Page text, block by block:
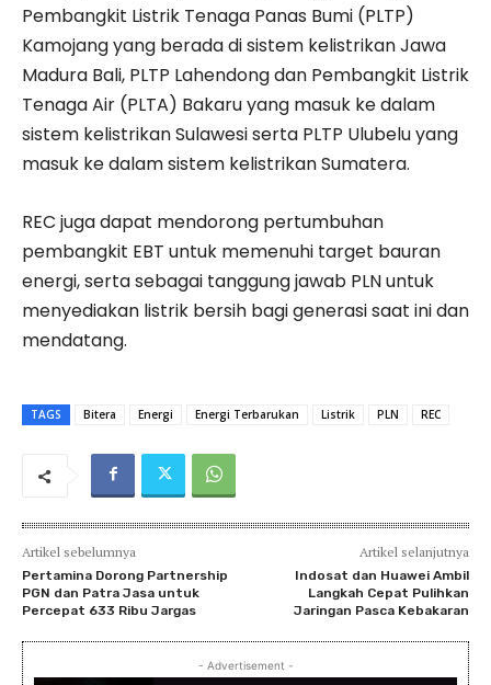
Pembangkit Listrik Tenaga Panas Bumi (PLTP)
Kamojang yang berada di sistem kelistrikan Jawa
Madura Bali, PLTP Lahendong dan Pembangkit Listrik
Tenaga Air (PLTA) Bakaru yang masuk ke dalam
sistem kelistrikan Sulawesi serta PLTP Ulubelu yang
masuk ke dalam sistem kelistrikan Sumatera.
REC juga dapat mendorong pertumbuhan
pembangkit EBT untuk memenuhi target bauran
energi, serta sebagai tanggung jawab PLN untuk
menyediakan listrik bersih bagi generasi saat ini dan
mendatang.
TAGS Bitera Energi Energi Terbarukan Listrik PLN REC
Artikel sebelumnya
Pertamina Dorong Partnership
PGN dan Patra Jasa untuk
Percepat 633 Ribu Jargas
Artikel selanjutnya
Indosat dan Huawei Ambil
Langkah Cepat Pulihkan
Jaringan Pasca Kebakaran
- Advertisement -